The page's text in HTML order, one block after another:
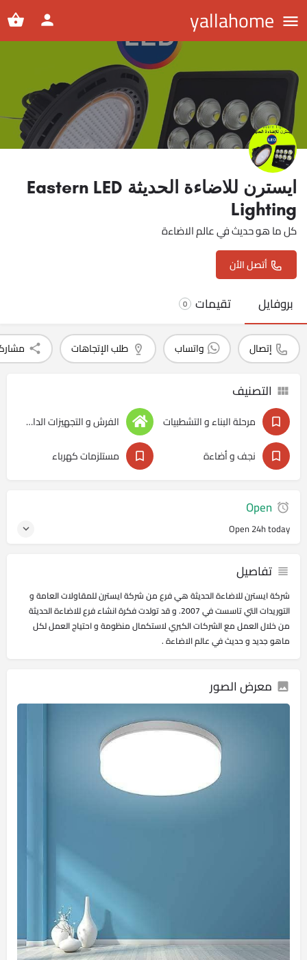
yallahome
ايسترن للاضاءة الحديثة Eastern LED
Lighting
كل ما هو حديث في عالم الاضاءة
أتصل الأن
بروفايل تقيمات 0
إتصال واتساب طلب الإتجاهات
التصنيف
مرحلة البناء و التشطبيات
الفرش و التجهيزات الداخليه
نجف و أضاءة
مستلزمات كهرباء
Open
Open 24h today
تفاصيل
شركة ايسترن للاضاءة الحديثة هي فرع من شركة ايسترن للمقاولات العامة و
التوريدات التي تاسست في 2007. و قد تولدت فكرة انشاء فرع للاضاءة الحديثة
من خلال العمل مع الشركات الكبري لاستكمال منظومة و احتياج العمل لكل
ماهو جديد و حديث في عالم الاضاءة .
معرض الصور